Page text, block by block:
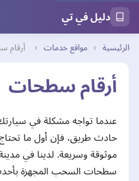
دليل في تي
الرئيسية › مواقع خدمات › أرقام
أرقام سطحات
عندما تواجه مشكلة في
حادث طريق، فإن أول ما
موثوقة وسريعة. لدينا في
سطحات السحب المجهزة